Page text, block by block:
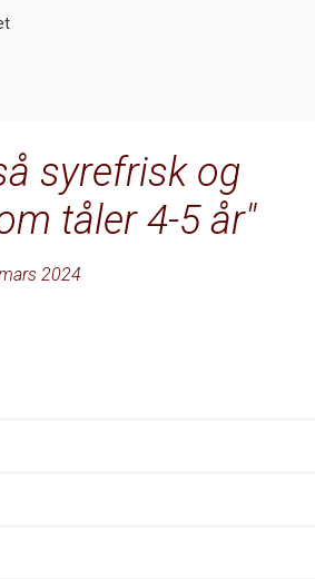
syrefrisk og
tåler 4-5 år
2024